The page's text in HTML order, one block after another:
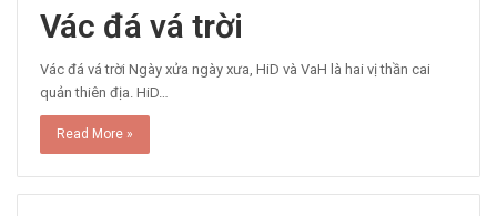
Vác đá vá trời
Vác đá vá trời Ngày xửa ngày xưa, HiD và VaH là hai vị thần cai
quản thiên địa. HiD…
Read More »